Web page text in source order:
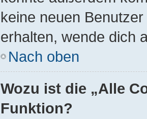
keine neuen
erhalten, wende dich
Nach oben
Wozu ist die „Alle
Funktion?